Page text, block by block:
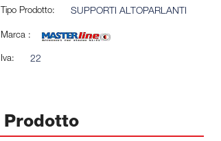
Tipo Prodotto: SUPPORTI ALTOPARLANTI
Marca :
Iva: 22
Prodotto